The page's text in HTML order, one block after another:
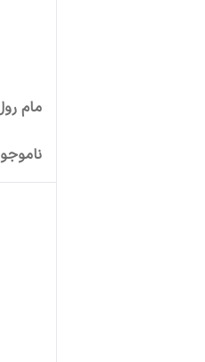
مام